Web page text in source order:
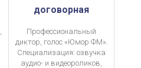
договорная
Профессиональный
диктор, голос «Юмор ФМ».
Специализация: озвучка
аудио- и видеороликов,